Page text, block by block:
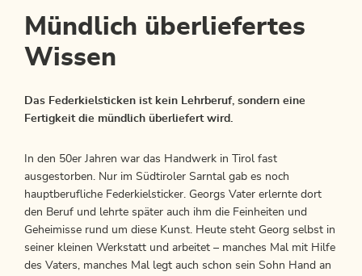
Mündlich überliefertes
Wissen
Das Federkielsticken ist kein Lehrberuf, sondern eine
Fertigkeit die mündlich überliefert wird.
In den 50er Jahren war das Handwerk in Tirol fast
ausgestorben. Nur im Südtiroler Sarntal gab es noch
hauptberufliche Federkielsticker. Georgs Vater erlernte dort
den Beruf und lehrte später auch ihm die Feinheiten und
Geheimisse rund um diese Kunst. Heute steht Georg selbst in
seiner kleinen Werkstatt und arbeitet – manches Mal mit Hilfe
des Vaters, manches Mal legt auch schon sein Sohn Hand an